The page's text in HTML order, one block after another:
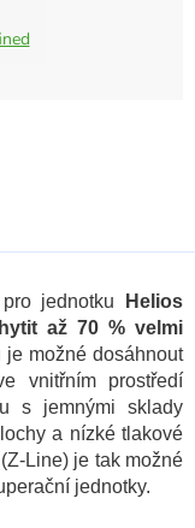
jednotku
Helios
až 70 % velmi
je možné dosáhnout
vnitřním prostředí
s jemnými sklady
a nízké tlakové
Line) je tak možné
jednotky.